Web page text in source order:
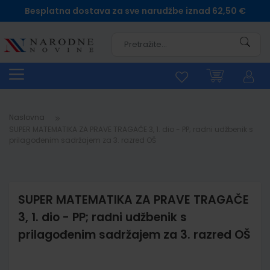
Besplatna dostava za sve narudžbe iznad 62,50 €
Naslovna
SUPER MATEMATIKA ZA PRAVE TRAGAČE
3, 1. dio - PP; radni udžbenik s
prilagođenim sadržajem za 3. razred OŠ